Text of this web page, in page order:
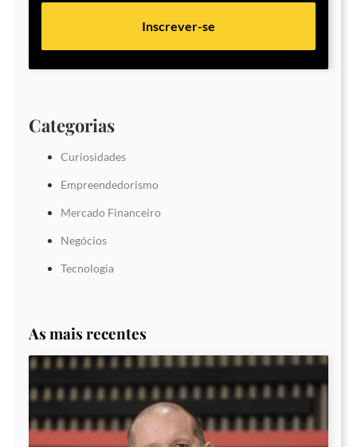
Inscrever-se
Categorias
Curiosidades
Empreendedorismo
Mercado Financeiro
Negócios
Tecnologia
As mais recentes